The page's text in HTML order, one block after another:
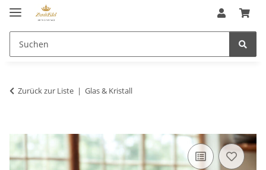
Zurück zur Liste Glas & Kristall